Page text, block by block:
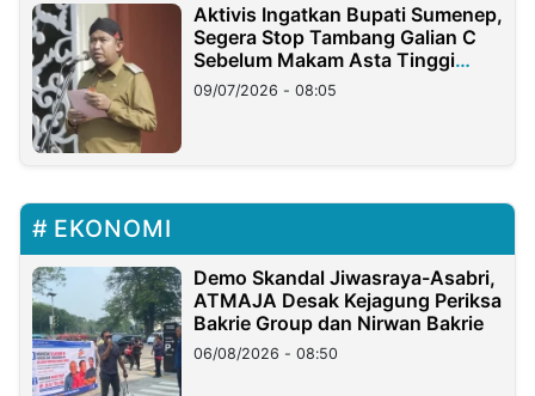
Aktivis Ingatkan Bupati Sumenep,
Segera Stop Tambang Galian C
Sebelum Makam Asta Tinggi
Longsor
09/07/2026 - 08:05
EKONOMI
Demo Skandal Jiwasraya-Asabri,
ATMAJA Desak Kejagung Periksa
Bakrie Group dan Nirwan Bakrie
06/08/2026 - 08:50